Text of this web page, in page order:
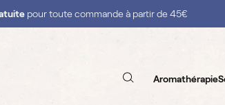
pour toute commande à partir de 45€
Aromathérapie